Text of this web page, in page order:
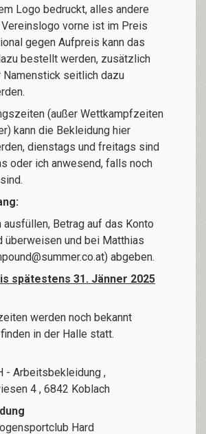
Logo bedruckt, alles andere
vorne ist im Preis
gegen Aufpreis kann das
bestellt werden, zusätzlich
Namenstick seitlich dazu
(außer Wettkampfzeiten
kann die Bekleidung hier
dienstags und freitags sind
oder ich anwesend, falls noch
Betrag auf das Konto
überweisen und bei Matthias
abgeben.
spätestens 31. Jänner 2025
werden noch bekannt
in der Halle statt.
- Arbeitsbekleidung ,
4 , 6842 Koblach
Hard